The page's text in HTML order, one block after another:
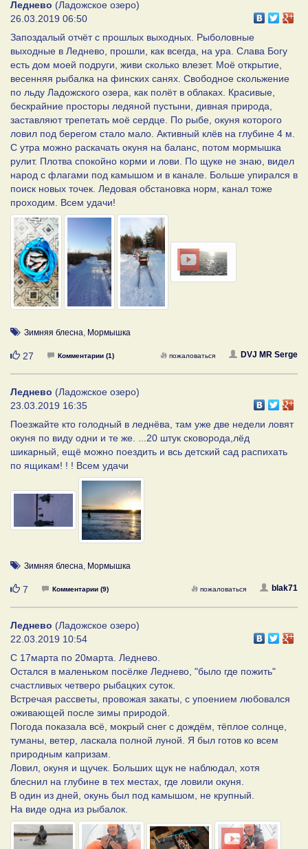
Леднево (Ладожское озеро)
26.03.2019 06:50
Запоздалый отчёт с прошлых выходных. Рыболовные
выходные в Леднево, прошли, как всегда, на ура. Слава Богу
есть дом моей подруги, живи сколько влезет. Моё открытие,
весенняя рыбалка на финских санях. Свободное скольжение
по льду Ладожского озера, как полёт в облаках. Красивые,
бескрайние просторы ледяной пустыни, дивная природа,
заставляют трепетать моё сердце. По рыбе, окуня которого
ловил под берегом стало мало. Активный клёв на глубине 4 м.
С утра можно раскачать окуня на баланс, потом мормышка
рулит. Плотва спокойно корми и лови. По щуке не знаю, видел
народ с флагами под камышом и в канале. Больше упирался в
поиск новых точек. Ледовая обстановка норм, канал тоже
проходим. Всем удачи!
Зимняя блесна, Мормышка
Нравится
27 Комментарии (1) DVJ MR Serge
пожаловаться
Леднево (Ладожское озеро)
23.03.2019 16:35
Поезжайте кто голодный в леднёва, там уже две недели ловят
окуня по виду одни и те же. ...20 штук сковорода,лёд
шикарный, ещё можно поездить и всь детский сад распихать
по ящикам! ! ! Всем удачи
Зимняя блесна, Мормышка
Нравится
7 Комментарии (9) blak71
пожаловаться
Леднево (Ладожское озеро)
22.03.2019 10:54
С 17марта по 20марта. Леднево.
Остался в маленьком посёлке Леднево, "было где пожить"
счастливых четверо рыбацких суток.
Встречая рассветы, провожая закаты, с упоением любовался
оживающей после зимы природой.
Погода показала всё, мокрый снег с дождём, тёплое солнце,
туманы, ветер, ласкала полной луной. Я был готов ко всем
природным капризам.
Ловил, окуня и щучек. Больших щук не наблюдал, хотя
блеснил на глубине в тех местах, где ловили окуня.
В один из дней, окунь был под камышом, не крупный.
На виде одна из рыбалок.